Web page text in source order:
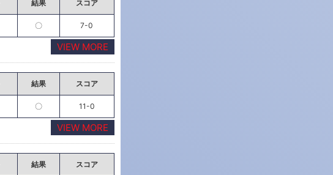
結果 スコア
〇 7-0
VIEW MORE
結果 スコア
〇 11-0
VIEW MORE
結果 スコア